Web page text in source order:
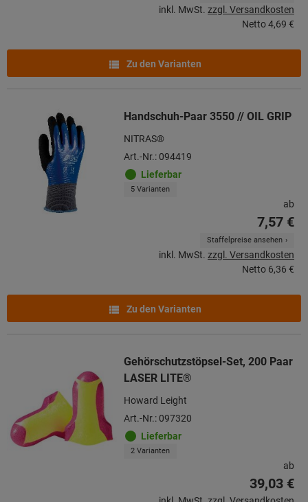
inkl. MwSt. zzgl. Versandkosten
Netto4,69 €
Zu den Varianten
Handschuh-Paar 3550 // OIL GRIP
NITRAS®
Art.-Nr.: 094419
Lieferbar
5 Varianten
ab
7,57 €
Staffelpreise ansehen
inkl. MwSt. zzgl. Versandkosten
Netto 6,36 €
Zu den Varianten
Gehörschutzstöpsel-Set, 200 Paar
LASER LITE®
Howard Leight
Art.-Nr.: 097320
Lieferbar
2 Varianten
ab
39,03 €